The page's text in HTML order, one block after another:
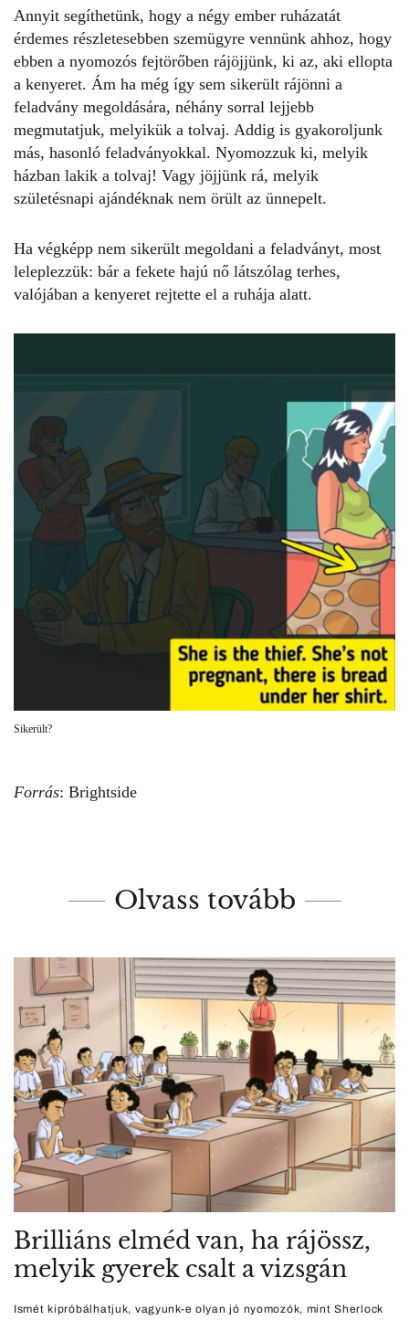
Annyit segíthetünk, hogy a négy ember ruházatát
érdemes részletesebben szemügyre vennünk ahhoz, hogy
ebben a nyomozós fejtörőben rájöjjünk, ki az, aki ellopta
a kenyeret. Ám ha még így sem sikerült rájönni a
feladvány megoldására, néhány sorral lejjebb
megmutatjuk, melyikük a tolvaj. Addig is gyakoroljunk
más, hasonló feladványokkal. Nyomozzuk ki, melyik
házban lakik a tolvaj! Vagy jöjjünk rá, melyik
születésnapi ajándéknak nem örült az ünnepelt.
Ha végképp nem sikerült megoldani a feladványt, most
leleplezzük: bár a fekete hajú nő látszólag terhes,
valójában a kenyeret rejtette el a ruhája alatt.
Sikerült?
Forrás: Brightside
Olvass tovább
Brilliáns elméd van, ha rájössz,
melyik gyerek csalt a vizsgán
Ismét kipróbálhatjuk, vagyunk-e olyan jó nyomozók, mint Sherlock